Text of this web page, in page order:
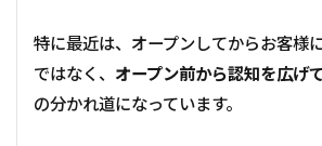
特に最近は、オープンしてからお客様
ではなく、 オープン前から認知を広げ
の分かれ道になっています。